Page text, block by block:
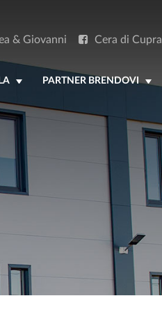
& Giovanni Cera di Cupra
PARTNER BRENDOVI